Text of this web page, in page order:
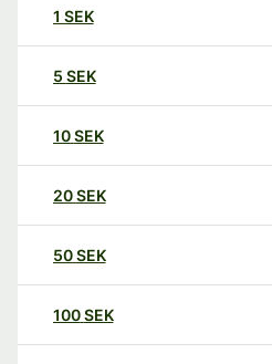
1 SEK
5 SEK
10SEK
20SEK
50SEK
100SEK